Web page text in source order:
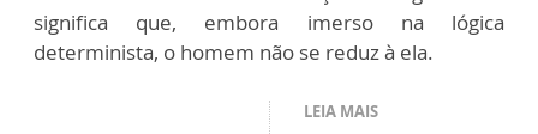
significa que, embora imerso na lógica
determinista, o homem não se reduz à ela.
LEIA MAIS